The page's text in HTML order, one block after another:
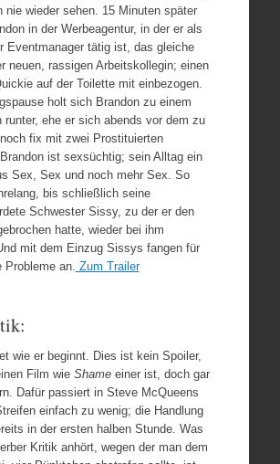
nie wieder sehen. 15 Minuten später
in der Werbeagentur, in der er als
Eventmanager tätig ist, das gleiche
neuen, rassigen Arbeitskollegin; einen
auf der Toilette mit einbezogen.
holt sich Brandon zu einem
runter, ehe er sich abends vor dem zu
fix mit zwei Prostituierten
ist sexsüchtig; sein Alltag ein
Sex, Sex und noch mehr Sex. So
bis schließlich seine
Schwester Sissy, zu der er den
hatte, wieder bei ihm
mit dem Einzug Sissys fangen für
Probleme an. Zum Trailer
wie er beginnt. Dies ist kein Spoiler,
Film wie Shameeiner ist, doch gar
Dafür passiert in Steve McQueens
einfach zu wenig; die Handlung
in der ersten halben Stunde. Was
Kritik anhört, wegen der man dem